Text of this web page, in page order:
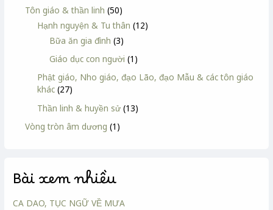
Tôn giáo & thần linh (50)
Hạnh nguyện & Tu thân (12)
Bữa ăn gia đình (3)
Giáo dục con người (1)
Phật giáo, Nho giáo, đạo Lão, đạo Mẫu & các tôn giáo
khác (27)
Thần linh & huyền sử (13)
Vòng tròn âm dương (1)
Bài xem nhiều
CA DAO, TỤC NGỮ VỀ MƯA